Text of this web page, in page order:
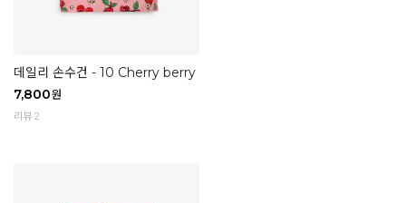
데일리 손수건 - 10 Cherry berry
7,800원
리뷰 2